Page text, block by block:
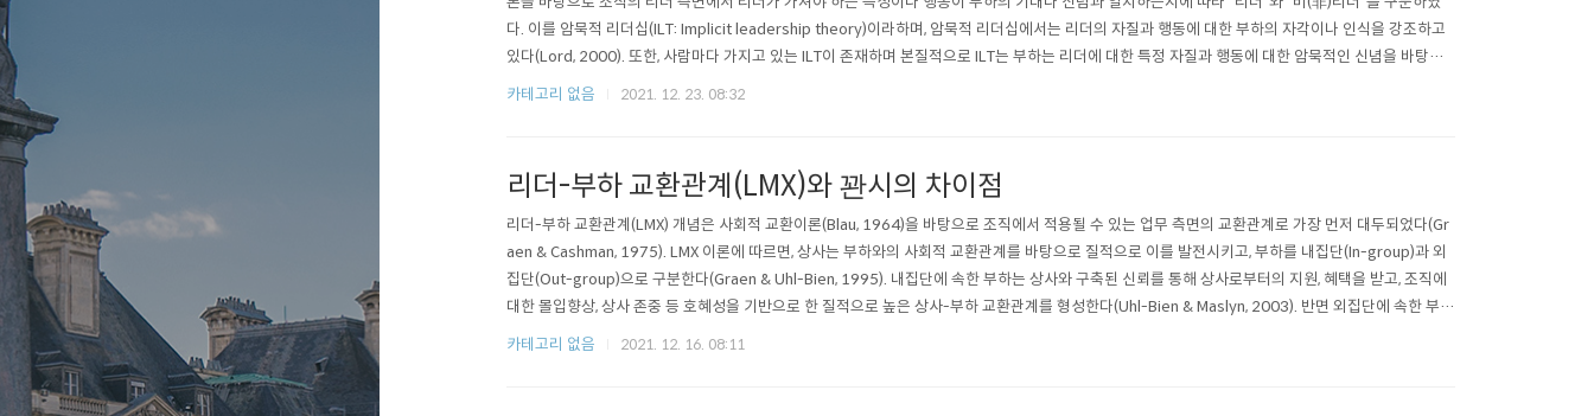
다. 이를 암묵적 리더십(ILT: Implicit leadership theory)이라하며, 암묵적 리더십에서는 리더의 자질과 행동에 대한 부하의 자각이나 인식을 강조하고
있다(Lord, 2000). 또한, 사람마다 가지고 있는 ILT이 존재하며 본질적으로 ILT는 부하는 리더에 대한 특정 자질과 행동에 대한 암묵적인 신념을 바탕으
로 리더를 분류한다고 가정하고 있다. 즉, 사람들은 자신의 다른 과..
카테고리 없음 2021. 12. 23. 08:32
리더-부하 교환관계(LMX)와 꽌시의 차이점
리더-부하 교환관계(LMX) 개념은 사회적 교환이론(Blau, 1964)을 바탕으로 조직에서 적용될 수 있는 업무 측면의 교환관계로 가장 먼저 대두되었다(Gr
aen & Cashman, 1975). LMX 이론에 따르면, 상사는 부하와의 사회적 교환관계를 바탕으로 질적으로 이를 발전시키고, 부하를 내집단(In-group)과 외
집단(Out-group)으로 구분한다(Graen & Uhl-Bien, 1995). 내집단에 속한 부하는 상사와 구축된 신뢰를 통해 상사로부터의 지원, 혜택을 받고, 조직에
대한 몰입향상, 상사 존중 등 호혜성을 기반으로 한 질적으로 높은 상사-부하 교환관계를 형성한다(Uhl-Bien & Maslyn, 2003). 반면 외집단에 속한 부하
는 상사와의 신뢰가 낮아 비협력적 관계를 형성, ..
카테고리 없음 2021. 12. 16. 08:11